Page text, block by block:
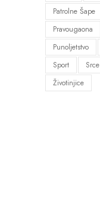
Patrolne Šape
Pravougaona
Punoljetstvo
Sport
Srce
Životinjice